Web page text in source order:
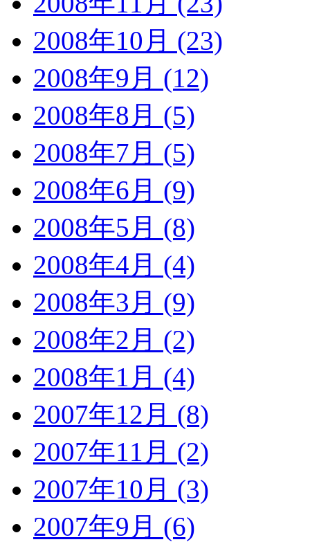
2008年10月 (23)
2008年9月 (12)
2008年8月 (5)
2008年7月 (5)
2008年6月 (9)
2008年5月 (8)
2008年4月 (4)
2008年3月 (9)
2008年2月 (2)
2008年1月 (4)
2007年12月 (8)
2007年11月 (2)
2007年10月 (3)
2007年9月 (6)